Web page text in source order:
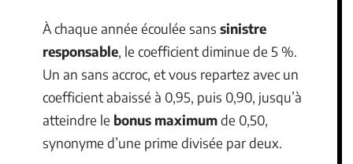
À chaque année écoulée sans sinistre
responsable, le coefficient diminue de 5 %.
Un an sans accroc, et vous repartez avec un
coefficient abaissé à 0,95, puis 0,90, jusqu’à
atteindre le bonus maximumde 0,50,
synonyme d’une prime divisée par deux.